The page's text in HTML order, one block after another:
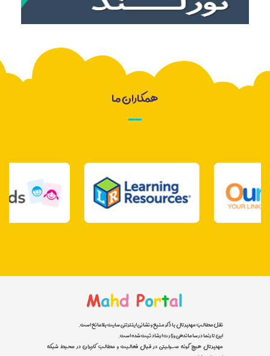
همکاران ما
نقل مطالب مهدپرتال با ذکر منبع و نشانی اینترنتی سایت بلامانع است.
این تارنما در ساماندهی وزارت ارشاد ثبت شده است.
مهدپرتال هیچ گونه مسئولیتی در قبال فعالیت و مطالب کاربران در محیط شبکه